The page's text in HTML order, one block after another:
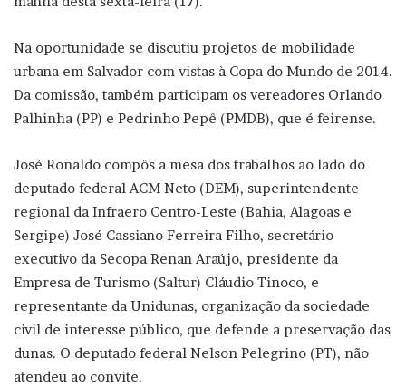
Na oportunidade se discutiu projetos de mobilidade
urbana em Salvador com vistas à Copa do Mundo de 2014.
Da comissão, também participam os vereadores Orlando
Palhinha (PP) e Pedrinho Pepê (PMDB), que é feirense.
José Ronaldo compôs a mesa dos trabalhos ao lado do
deputado federal ACM Neto (DEM), superintendente
regional da Infraero Centro-Leste (Bahia, Alagoas e
Sergipe) José Cassiano Ferreira Filho, secretário
executivo da Secopa Renan Araújo, presidente da
Empresa de Turismo (Saltur) Cláudio Tinoco, e
representante da Unidunas, organização da sociedade
civil de interesse público, que defende a preservação das
dunas. O deputado federal Nelson Pelegrino (PT), não
atendeu ao convite.